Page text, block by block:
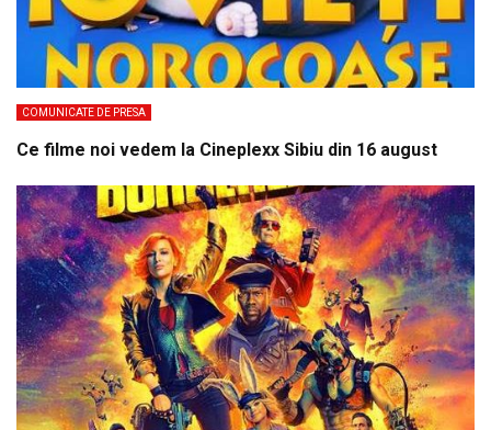
COMUNICATE DE PRESA
Ce filme noi vedem la Cineplexx Sibiu din 16 august